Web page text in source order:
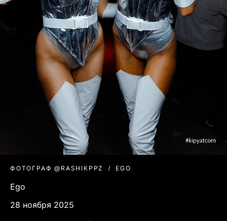
ФОТОГРАФ @RASHIKPPZ EGO
Ego
28 ноября 2025